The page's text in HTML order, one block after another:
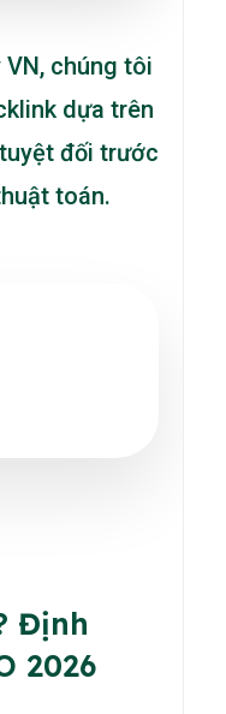
chúng tôi
dựa trên
đối trước
toán.
Định
2026